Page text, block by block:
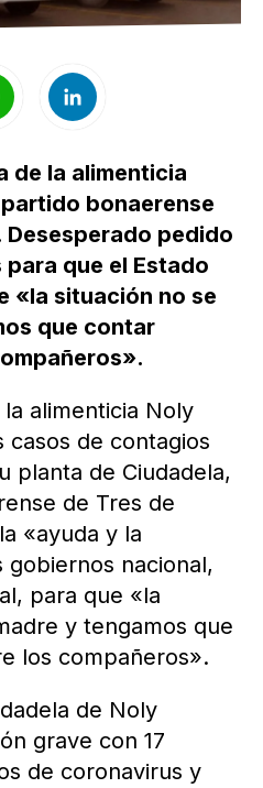
de la alimenticia
bonaerense
Desesperado pedido
que el Estado
«la situación no se
que contar
alimenticia Noly
casos de contagios
planta de Ciudadela,
de Tres de
«ayuda y la
nacional,
para que «la
y tengamos que
los compañeros».
de Noly
grave con 17
de coronavirus y